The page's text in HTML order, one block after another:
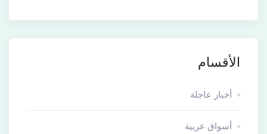
الأقسام
أخبار عاجلة
أسواق عربية